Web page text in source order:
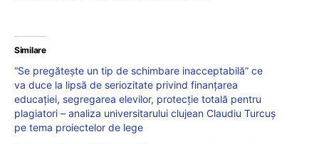
Similare
“Se pregătește un tip de schimbare inacceptabilă” ce
va duce la lipsă de seriozitate privind finanțarea
educației, segregarea elevilor, protecție totală pentru
plagiatori – analiza universitarului clujean Claudiu Turcuș
pe tema proiectelor de lege